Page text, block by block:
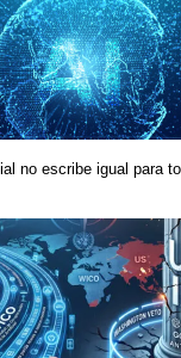
no escribe igual para